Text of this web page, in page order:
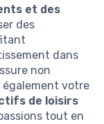
et des
des
dans
non
également votre
de loisirs
tout en